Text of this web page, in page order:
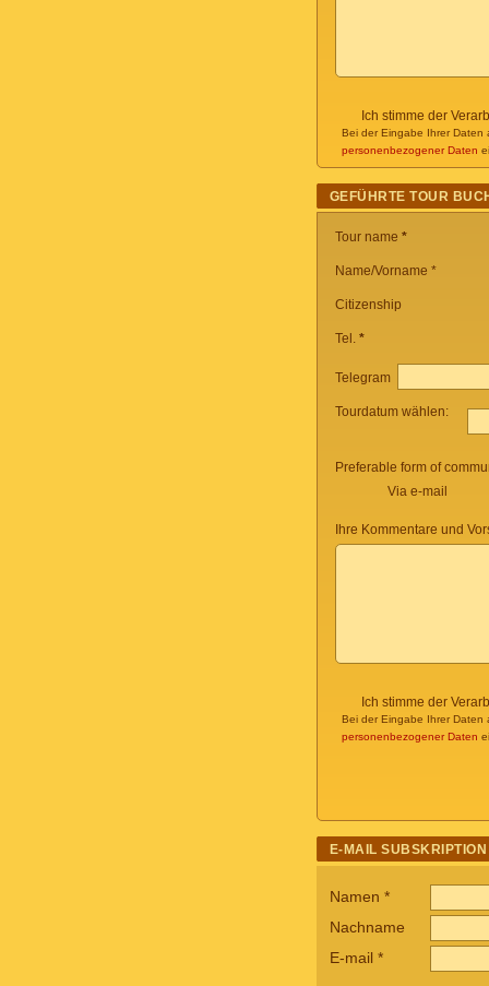
Ich stimme der
Bei der Eingabe Ihrer Daten
personenbezogener Daten
GEFÜHRTE TOUR
Tour name *
Name/Vorname *
Citizenship
Tel. *
Telegram
Tourdatum wählen:
Preferable form of
Via e-mail
Ihre Kommentare und
Ich stimme der
Bei der Eingabe Ihrer Daten
personenbezogener Daten
E-MAIL SUBSKRIPTION
Namen *
Nachname
E-mail *